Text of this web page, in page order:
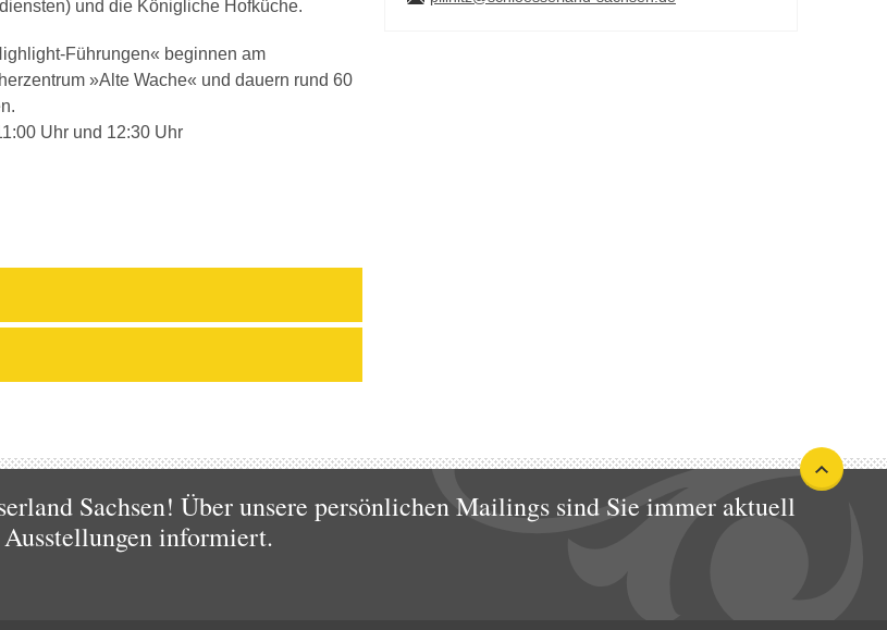
und die Königliche Hofküche.
Führungen« beginnen am
»Alte Wache« und dauern rund 60
Uhr und 12:30 Uhr
Sachsen! Über unsere persönlichen Mailings sind Sie immer aktuell
informiert.